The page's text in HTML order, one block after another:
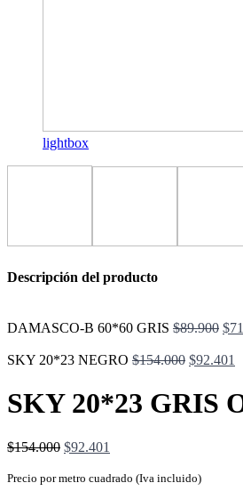
lightbox
Descripción del producto
DAMASCO-B 60*60 GRIS $89.900 El
$
SKY 20*23 NEGRO $154.000 El
original
era:
$92.401
SKY 20*23 GRIS
$154.000 El
original
$92.401
actual
Precio por metro cuadrado (Iva incluido)